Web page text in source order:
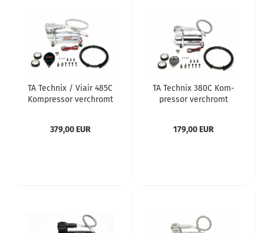
TA Tech­nix / Viair 485C
Kom­pres­sor ver­chromt
379,00 EUR
TA Tech­nix 380C Kom­
pres­sor ver­chromt
179,00 EUR